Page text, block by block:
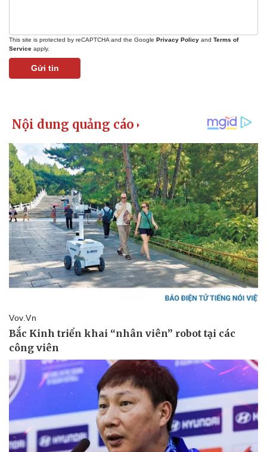
Bóng đá
Lịch thi đấu bóng đá
Thế giới thể thao
eSports
Hậu trường
Tư vấn
This site is protected by reCAPTCHA and the Google Privacy Policy and Terms of
Service apply.
Gửi tin